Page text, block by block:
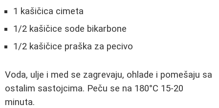
1 kašičica cimeta
1/2 kašičice sode bikarbone
1/2 kašičice praška za pecivo
Voda, ulje i med se zagrevaju, ohlade i pomešaju sa
ostalim sastojcima. Peču se na 180°C 15-20
minuta.